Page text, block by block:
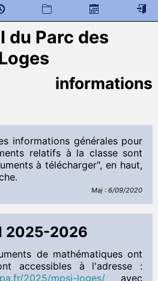
du Parc des
informations
informations générales pour
relatifs à la classe sont
à télécharger", en haut,
Maj : 6/09/2020
2025-2026
de mathématiques ont
accessibles à l'adresse :
2025/mpsi-loges/avec